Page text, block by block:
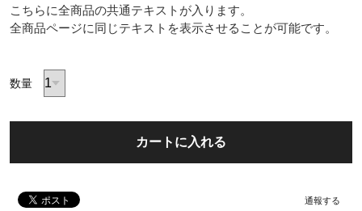
こちらに全商品の共通テキストが入ります。
全商品ページに同じテキストを表示させることが可能です。
数量
カートに入れる
通報する